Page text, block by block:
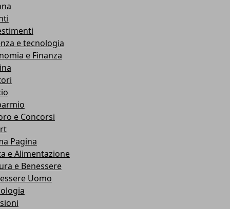
e tecnologia
e Finanza
e Concorsi
Pagina
e Alimentazione
e Benessere
Uomo